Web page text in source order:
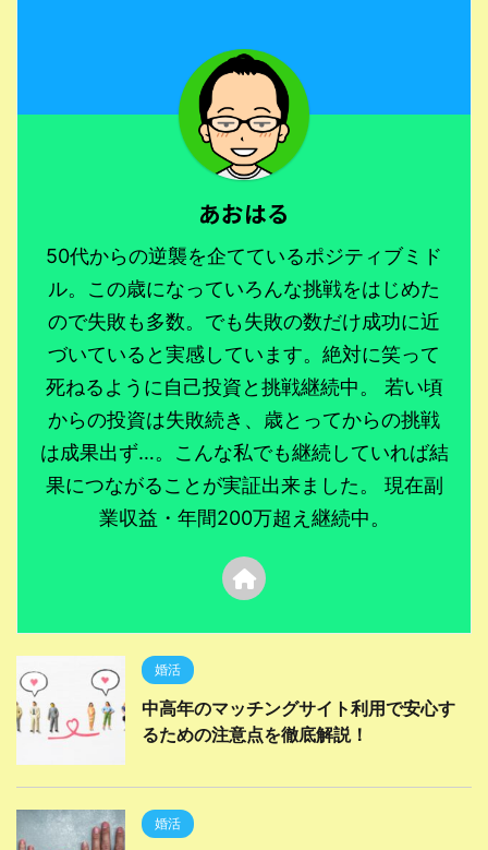
あおはる
50代からの逆襲を企てているポジティブミド
ル。この歳になっていろんな挑戦をはじめた
ので失敗も多数。でも失敗の数だけ成功に近
づいていると実感しています。絶対に笑って
死ねるように自己投資と挑戦継続中。 若い頃
からの投資は失敗続き、歳とってからの挑戦
は成果出ず…。こんな私でも継続していれば結
果につながることが実証出来ました。 現在副
業収益・年間200万超え継続中。
婚活
中高年のマッチングサイト利用で安心す
るための注意点を徹底解説！
婚活